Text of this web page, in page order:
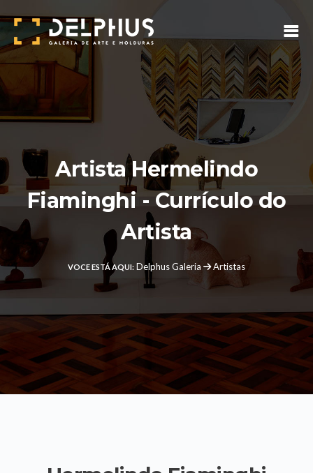
Artista Hermelindo
Fiaminghi - Currículo do
Artista
VOCE ESTÁ AQUI: Delphus Galeria Artistas